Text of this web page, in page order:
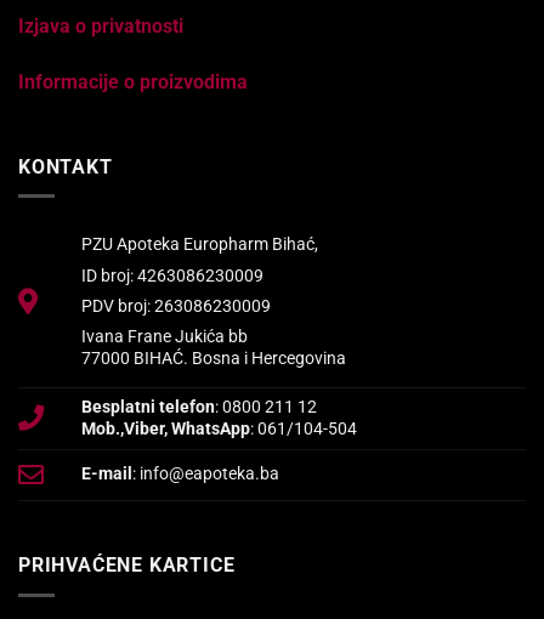
Izjava o privatnosti
Informacije o proizvodima
KONTAKT
PZU Apoteka Europharm Bihać,
ID broj: 4263086230009
PDV broj: 263086230009
Ivana Frane Jukića bb
77000 BIHAĆ. Bosna i Hercegovina
Besplatni telefon: 0800 211 12
Mob.,Viber, WhatsApp: 061/104-504
E-mail : info@eapoteka.ba
PRIHVAĆENE KARTICE